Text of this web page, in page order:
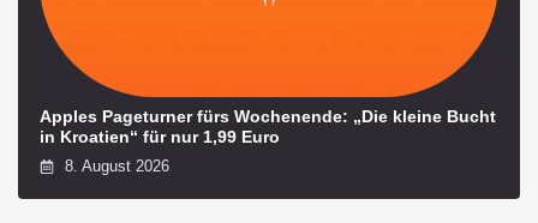
Apples Pageturner fürs Wochenende: „Die kleine Bucht
in Kroatien“ für nur 1,99 Euro
8. August 2026